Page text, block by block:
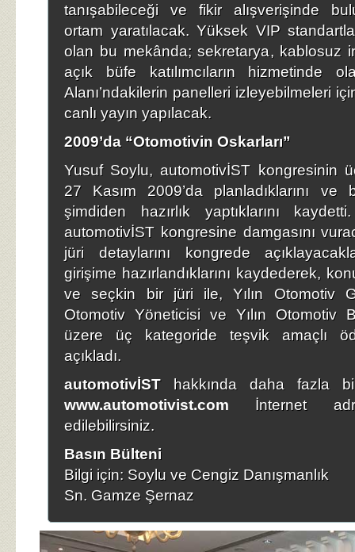
tanışabileceği ve fikir alışverişinde
ortam yaratılacak. Yüksek VIP
olan bu mekânda; sekretarya, kablosuz
açık büfe katılımcıların hizmetinde
Alanı’ndakilerin panelleri izleyebilmeleri
canlı yayın yapılacak.
2009’da “Otomotivin Oskarları”
Yusuf Soylu, automotivİST kongresinin
27 Kasım 2009’da planladıklarını
şimdiden hazırlık yaptıklarını
automotivİST kongresine damgasını
jüri detaylarını kongrede
girişime hazırlandıklarını kaydederek,
ve seçkin bir jüri ile, Yılın Otomotiv
Otomotiv Yöneticisi ve Yılın Otomotiv
üzere üç kategoride teşvik amaçlı
açıkladı.
automotivİST hakkında daha fazla
www.automotivist.com İnternet
edilebilirsiniz.
Basın Bülteni
Bilgi için: Soylu ve Cengiz Danışmanlık
Sn. Gamze Şernaz